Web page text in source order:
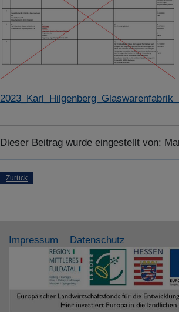
Dieser Beitrag wurde eingestellt von:
Zurück
Impressum Datenschutz